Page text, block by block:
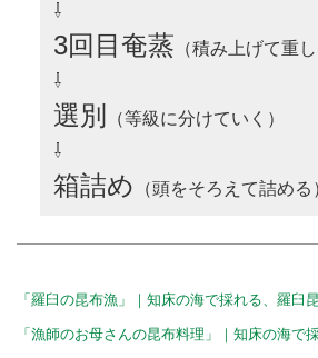
⇩
3回目奄蒸 （積み上げて重
⇩
選別
（等級に分けていく）
⇩
箱詰め （頭をそろえて詰める
「羅臼の昆布漁」｜知床の海で採れる、羅臼
「漁師のお母さんの昆布料理」｜知床の海で